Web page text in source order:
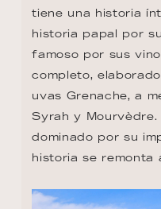
tiene una historia
historia papal por
famoso por sus
completo,
uvas Grenache, a
Syrah y
dominado por su
historia se remonta